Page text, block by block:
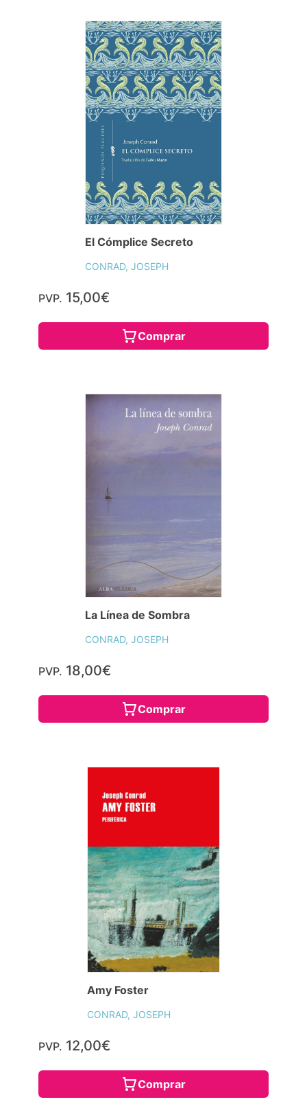
El Cómplice Secreto
CONRAD, JOSEPH
PVP. 15,00€
Comprar
La Línea de Sombra
CONRAD, JOSEPH
PVP. 18,00€
Comprar
Amy Foster
CONRAD, JOSEPH
PVP. 12,00€
Comprar